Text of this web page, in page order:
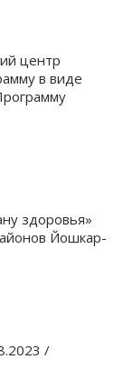
центр
в виде
здоровья»
Йошкар-
/